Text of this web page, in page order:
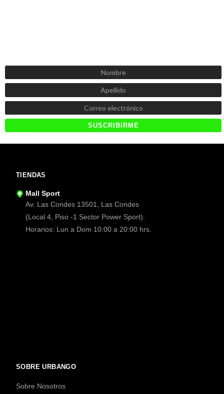
TIENDAS
Mall Sport
Av. Las Condes 13501, Las Condes
(Local 4, Piso -1 Sector Power Sport).
Horarios: Lun a Dom 10:00 a 20:00 hrs.
SOBRE URBANGO
Sobre Nosotros